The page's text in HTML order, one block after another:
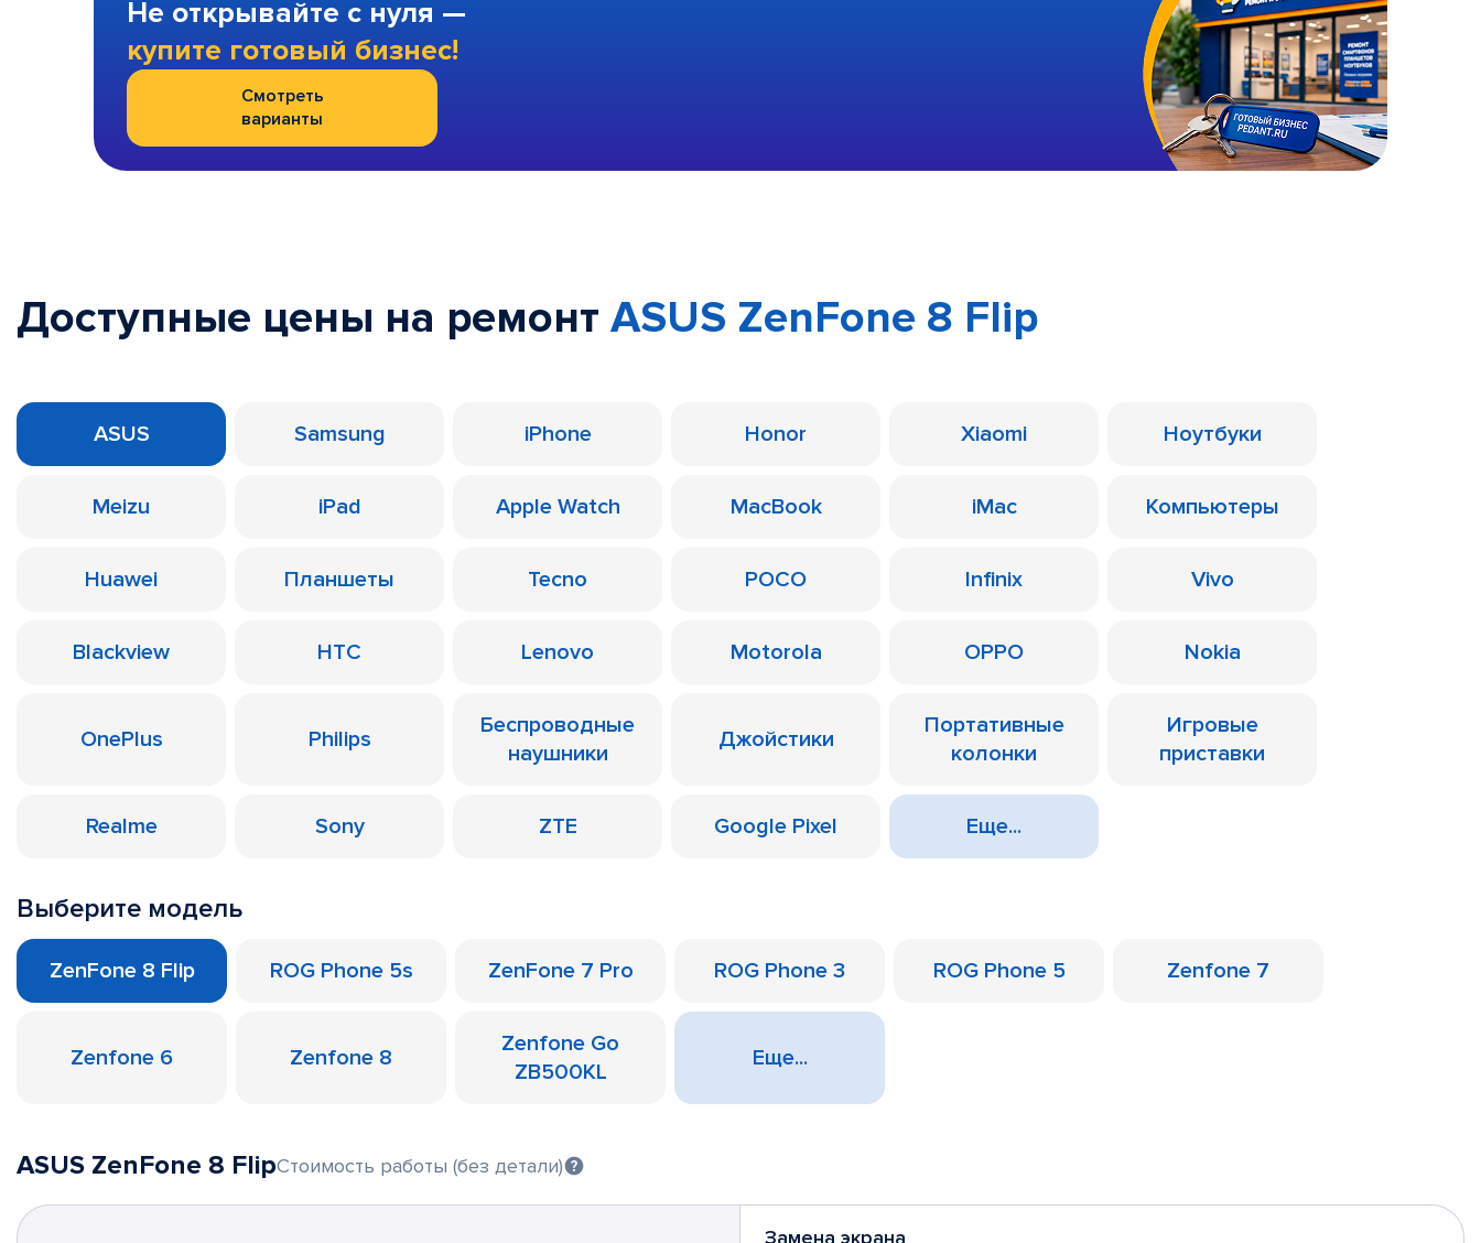
Не открывайте с нуля —
купите готовый бизнес!
Смотреть
варианты
Доступные цены на ремонт ASUS ZenFone 8 Flip
ASUS Samsung iPhone Honor Xiaomi Ноутбуки
Meizu iPad Apple Watch MacBook iMac Компьютеры
Huawei Планшеты Tecno POCO Infinix Vivo
Blackview HTC Lenovo Motorola OPPO Nokia
OnePlus Philips
Беспроводные
наушники
Джойстики
Портативные
колонки
Игровые
приставки
Realme Sony ZTE Google Pixel Еще...
Выберите модель
ZenFone 8 Flip ROG Phone 5s ZenFone 7 Pro ROG Phone 3 ROG Phone 5 Zenfone 7
Zenfone 6 Zenfone 8
Zenfone Go
ZB500KL
Еще...
ASUS ZenFone 8 FlipСтоимость работы (без детали)
Замена экрана